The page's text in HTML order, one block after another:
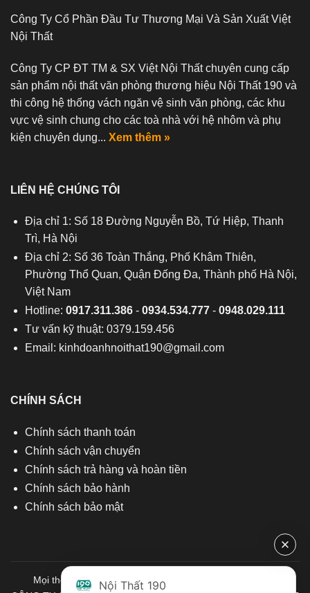
Công Ty Cổ Phần Đầu Tư Thương Mại Và Sản Xuất Việt
Nội Thất
Công Ty CP ĐT TM & SX Việt Nội Thất chuyên cung cấp
sản phẩm nội thất văn phòng thương hiệu Nội Thất 190 và
thi công hệ thống vách ngăn vệ sinh văn phòng, các khu
vực vệ sinh chung cho các toà nhà với hệ nhôm và phụ
kiện chuyên dụng... Xem thêm »
LIÊN HỆ CHÚNG TÔI
Địa chỉ 1: Số 18 Đường Nguyễn Bồ, Tứ Hiệp, Thanh
Trì, Hà Nội
Địa chỉ 2: Số 36 Toàn Thắng, Phố Khâm Thiên,
Phường Thổ Quan, Quận Đống Đa, Thành phố Hà Nội,
Việt Nam
Hotline: 0917.311.386- 0934.534.777- 0948.029.111
Tư vấn kỹ thuật: 0379.159.456
Email: kinhdoanhnoithat190@gmail.com
CHÍNH SÁCH
Chính sách thanh toán
Chính sách vận chuyển
Chính sách trả hàng và hoàn tiền
Chính sách bảo hành
Chính sách bảo mật
Mọi thông tin quý khách hàng vui lòng liên hệ chúng tôi:
Nội Thất 190